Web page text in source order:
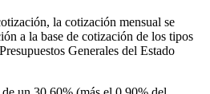
la cotización mensual se
a la base de cotización de los tipos
Generales del Estado